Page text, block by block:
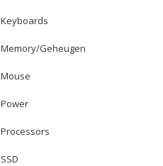
Keyboards
Memory/Geheugen
Mouse
Power
Processors
SSD